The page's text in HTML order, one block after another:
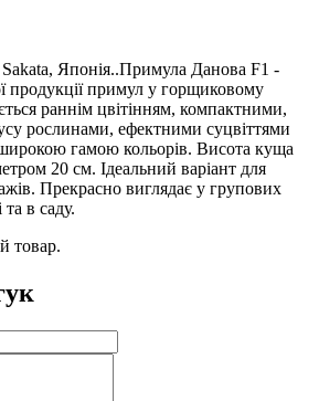
Японія..Примула Данова F1 -
продукції примул у горщиковому
раннім цвітінням, компактними,
рослинами, ефектними суцвіттями
гамою кольорів. Висота куща
20 см. Ідеальний варіант для
Прекрасно виглядає у групових
в саду.
товар.